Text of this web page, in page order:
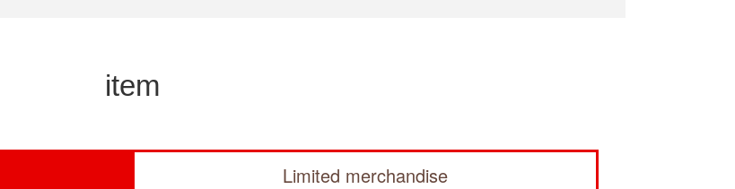
item
Limited merchandise